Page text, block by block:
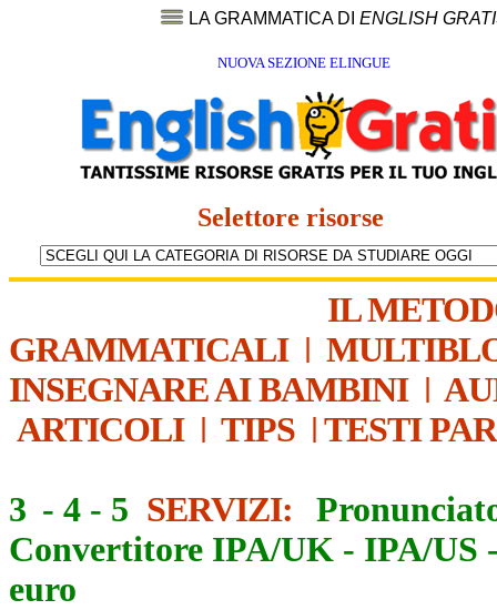
LA GRAMMATICA DI ENGLISH
NUOVA SEZIONE ELINGUE
Selettore risorse
IL
GRAMMATICALI|
INSEGNARE AI BAMBINI|
ARTICOLI| TIPS | TESTI
3 - 4 - 5 SERVIZI:
Convertitore IPA/UK - IPA/US
euro